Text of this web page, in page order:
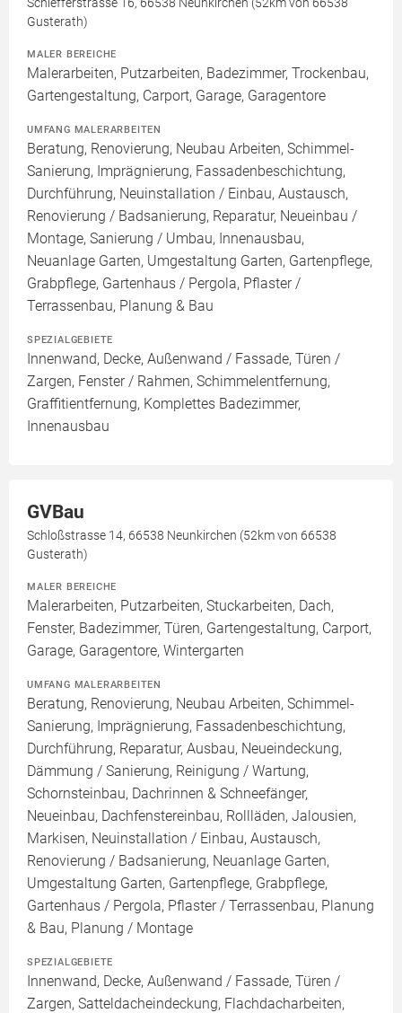
Gusterath)
MALER BEREICHE
Malerarbeiten, Putzarbeiten, Badezimmer, Trockenbau,
Gartengestaltung, Carport, Garage, Garagentore
UMFANG MALERARBEITEN
Beratung, Renovierung, Neubau Arbeiten, Schimmel-
Sanierung, Imprägnierung, Fassadenbeschichtung,
Durchführung, Neuinstallation / Einbau, Austausch,
Renovierung / Badsanierung, Reparatur, Neueinbau /
Montage, Sanierung / Umbau, Innenausbau,
Neuanlage Garten, Umgestaltung Garten, Gartenpflege,
Grabpflege, Gartenhaus / Pergola, Pflaster /
Terrassenbau, Planung & Bau
SPEZIALGEBIETE
Innenwand, Decke, Außenwand / Fassade, Türen /
Zargen, Fenster / Rahmen, Schimmelentfernung,
Graffitientfernung, Komplettes Badezimmer,
Innenausbau
GVBau
Schloßstrasse 14, 66538 Neunkirchen (52km von 66538
Gusterath)
MALER BEREICHE
Malerarbeiten, Putzarbeiten, Stuckarbeiten, Dach,
Fenster, Badezimmer, Türen, Gartengestaltung, Carport,
Garage, Garagentore, Wintergarten
UMFANG MALERARBEITEN
Beratung, Renovierung, Neubau Arbeiten, Schimmel-
Sanierung, Imprägnierung, Fassadenbeschichtung,
Durchführung, Reparatur, Ausbau, Neueindeckung,
Dämmung / Sanierung, Reinigung / Wartung,
Schornsteinbau, Dachrinnen & Schneefänger,
Neueinbau, Dachfenstereinbau, Rollläden, Jalousien,
Markisen, Neuinstallation / Einbau, Austausch,
Renovierung / Badsanierung, Neuanlage Garten,
Umgestaltung Garten, Gartenpflege, Grabpflege,
Gartenhaus / Pergola, Pflaster / Terrassenbau, Planung
& Bau, Planung / Montage
SPEZIALGEBIETE
Innenwand, Decke, Außenwand / Fassade, Türen /
Zargen, Satteldacheindeckung, Flachdacharbeiten,